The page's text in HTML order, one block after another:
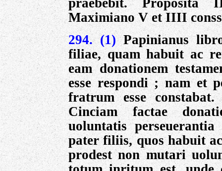
praebebit.
Maximiano V et IIII
294. (1) Papinianus
filiae, quam habuit ac
eam donationem
esse respondi ; nam et
fratrum esse
Cinciam factae
uoluntatis
pater filiis, quos habuit
prodest non mutari